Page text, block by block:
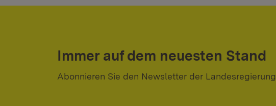
Immer auf dem neuesten Stand
Abonnieren Sie den Newsletter der Landesregierung.